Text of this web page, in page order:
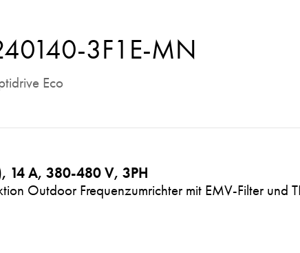
3F1E-MN
Eco
14 A, 380-480 V, 3PH
Outdoor Frequenzumrichter mit EMV-Filter und